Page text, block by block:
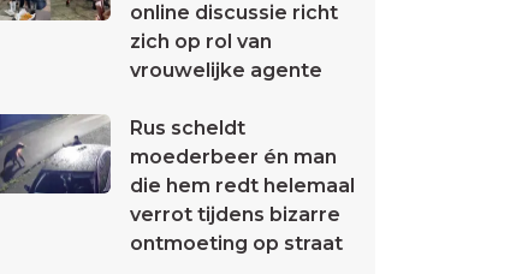
online discussie richt
zich op rol van
vrouwelijke agente
Rus scheldt
moederbeer én man
die hem redt helemaal
verrot tijdens bizarre
ontmoeting op straat